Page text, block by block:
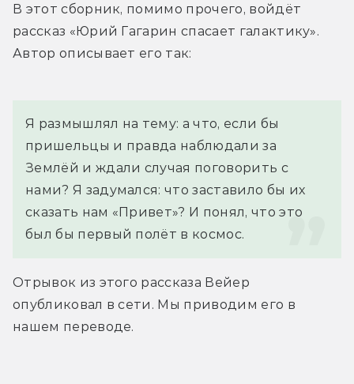
В этот сборник, помимо прочего, войдёт
рассказ «Юрий Гагарин спасает галактику».
Автор описывает его так:
Я размышлял на тему: а что, если бы
пришельцы и правда наблюдали за
Землёй и ждали случая поговорить с
нами? Я задумался: что заставило бы их
сказать нам «Привет»? И понял, что это
был бы первый полёт в космос.
Отрывок из этого рассказа Вейер
опубликовал в сети. Мы приводим его в
нашем переводе.